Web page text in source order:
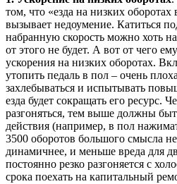
том, что «езда на низких оборотах
вызывает недоумение. Катиться
набранную скорость можно хоть
от этого не будет. А вот от чего
ускорения на низких оборотах.
утопить педаль в пол – очень
захлебываться и испытывать
езда будет сокращать его ресурс.
разгоняться, тем выше должны
действия (например, в пол
3500 оборотов большого смысла
динамичнее, и меньше вреда для
постоянно резко разгоняется с
срока поехать на капитальный